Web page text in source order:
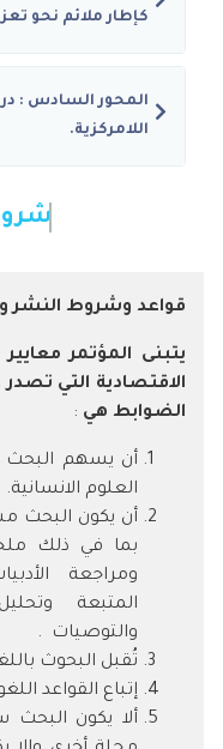
كإطار ملائم نحو
المحور السادس :
اللامركزية.
قواعد وشروط النشر
يتبنى المؤتمر
الاقتصادية التي
الضوابط هي :
أن يسهم البحث
العلوم الانسانية.
أن يكون البحث
بما في ذلك
ومراجعة
المتبعة
والتوصيات .
تُقبل البحوث
إتباع القواعد
ألا يكون